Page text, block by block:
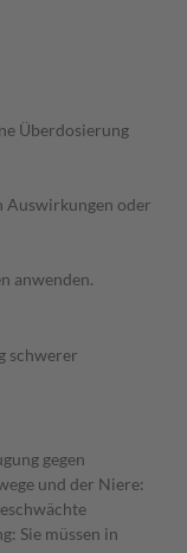
Überdosierung
Auswirkungen oder
anwenden.
schwerer
gegen
und der Niere:
Sie müssen in